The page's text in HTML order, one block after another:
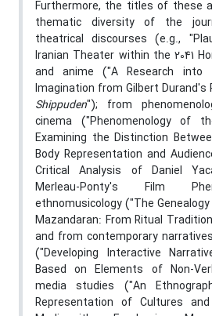
Furthermore, the titles of these
thematic diversity of the
theatrical discourses (e.g.,
Iranian Theater within the 2041
and anime ("A Research into
Imagination from Gilbert Durand's
Shippuden"); from
cinema ("Phenomenology of
Examining the Distinction
Body Representation and
Critical Analysis of Daniel
Merleau-Ponty's Film
ethnomusicology ("The
Mazandaran: From Ritual
and from contemporary
("Developing Interactive
Based on Elements of Non-
media studies ("An
Representation of Cultures